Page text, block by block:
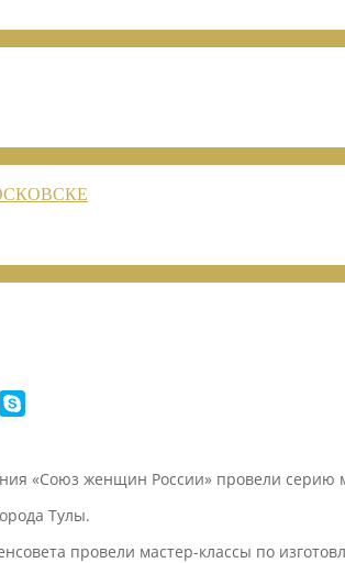
«Союз женщин России» провели серию
Тулы.
провели мастер-классы по